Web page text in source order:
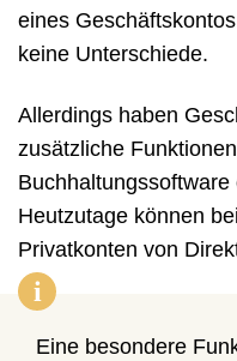
eines
keine Unterschiede.
Allerdings haben
zusätzliche
Heutzutage können
Privatkonten von
i
Eine besondere